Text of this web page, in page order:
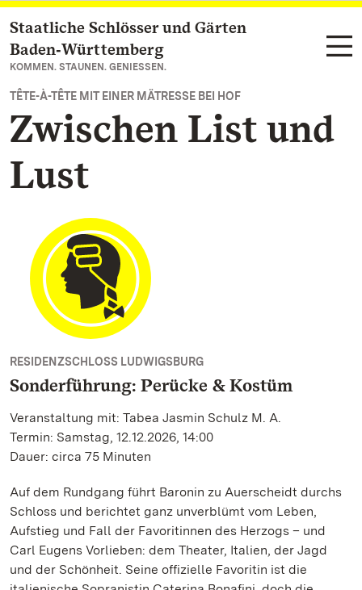
Zum Hauptinhalt springen
Staatliche Schlösser und Gärten
Baden‑Württemberg
KOMMEN. STAUNEN. GENIESSEN.
TÊTE-À-TÊTE MIT EINER MÄTRESSE BEI HOF
Zwischen List und
Lust
RESIDENZSCHLOSS LUDWIGSBURG
Sonderführung: Perücke & Kostüm
Veranstaltung mit: Tabea Jasmin Schulz M. A.
Termin: Samstag, 12.12.2026, 14:00
Dauer: circa 75 Minuten
Auf dem Rundgang führt Baronin zu Auerscheidt durchs
Schloss und berichtet ganz unverblümt vom Leben,
Aufstieg und Fall der Favoritinnen des Herzogs – und
Carl Eugens Vorlieben: dem Theater, Italien, der Jagd
und der Schönheit. Seine offizielle Favoritin ist die